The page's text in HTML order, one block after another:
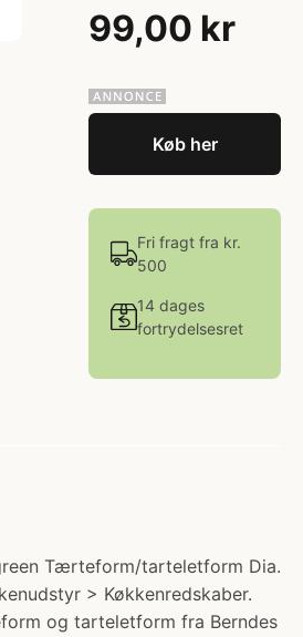
99,00 kr
Køb her
Fri fragt fra kr.
500
14 dages
fortrydelsesret
Tærteform/tarteletform Dia.
> Køkkenredskaber.
og tarteletform fra Berndes